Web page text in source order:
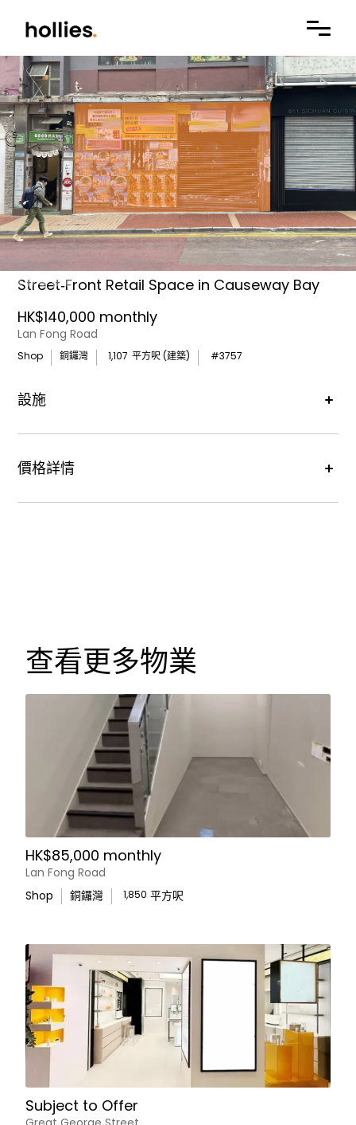
Street‑Front Retail Space in Causeway Bay
HK$140,000 monthly
Lan Fong Road
Shop 銅鑼灣 1,107 平方呎 (建築) #3757
設施
價格詳情
租金價格 : HK$140,000 monthly
查看更多物業
HK$85,000 monthly
Lan Fong Road
Shop
銅鑼灣 1,850 平方呎
Subject to Offer